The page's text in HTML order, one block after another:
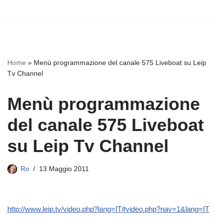
Home » Menù programmazione del canale 575 Liveboat su Leip
Tv Channel
Menù programmazione
del canale 575 Liveboat
su Leip Tv Channel
Ro 13 Maggio 2011
http://www.leip.tv/video.php?lang=IT#video.php?nav=1&lang=IT